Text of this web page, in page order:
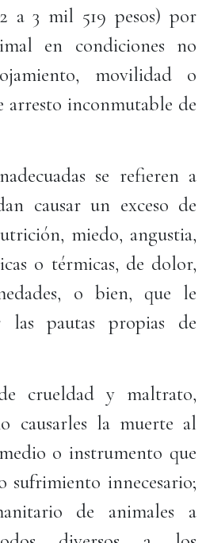
a 3 mil 519 pesos) por
en condiciones no
movilidad o
arresto inconmutable de
se refieren a
causar un exceso de
miedo, angustia,
o térmicas, de dolor,
o bien, que le
las pautas propias de
crueldad y maltrato,
causarles la muerte al
o instrumento que
sufrimiento innecesario;
de animales a